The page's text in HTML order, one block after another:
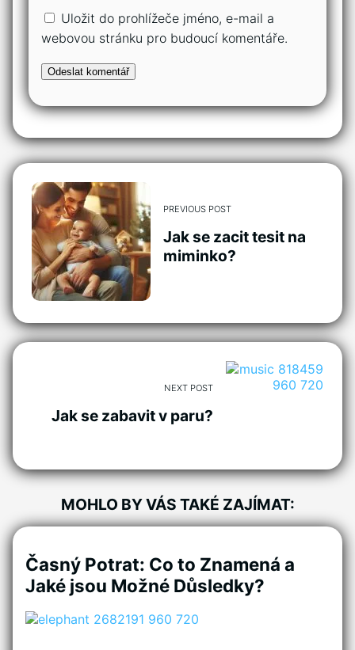
Uložit do prohlížeče jméno, e-mail a
webovou stránku pro budoucí komentáře.
PREVIOUS POST
Jak se zacit tesit na
miminko?
NEXT POST
Jak se zabavit v paru?
MOHLO BY VÁS TAKÉ ZAJÍMAT:
Časný Potrat: Co to Znamená a
Jaké jsou Možné Důsledky?